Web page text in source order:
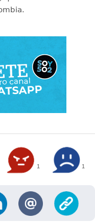
1 1